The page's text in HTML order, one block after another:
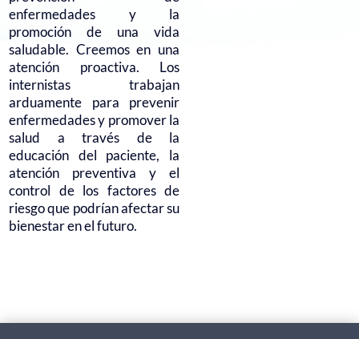
enfermedades y la
promoción de una vida
saludable. Creemos en una
atención proactiva. Los
internistas trabajan
arduamente para prevenir
enfermedades y promover la
salud a través de la
educación del paciente, la
atención preventiva y el
control de los factores de
riesgo que podrían afectar su
bienestar en el futuro.